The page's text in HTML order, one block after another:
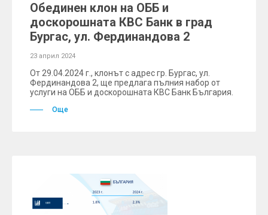
Обединен клон на ОББ и
доскорошната КBC Банк в град
Бургас, ул. Фердинандова 2
23 април 2024
От 29.04.2024 г., клонът с адрес гр. Бургас, ул.
Фердинандова 2, ще предлага пълния набор от
услуги на ОББ и доскорошната КВС Банк България.
Още